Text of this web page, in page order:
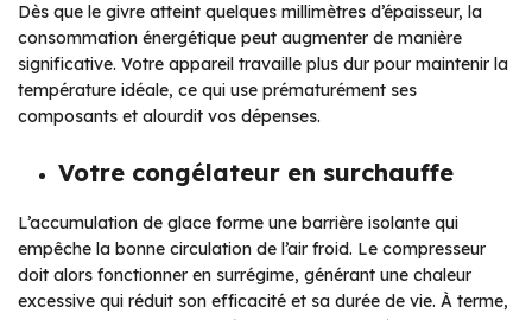
Dès que le givre atteint quelques millimètres d’épaisseur, la
consommation énergétique peut augmenter de manière
significative. Votre appareil travaille plus dur pour maintenir la
température idéale, ce qui use prématurément ses
composants et alourdit vos dépenses.
Votre congélateur en surchauffe
L’accumulation de glace forme une barrière isolante qui
empêche la bonne circulation de l’air froid. Le compresseur
doit alors fonctionner en surrégime, générant une chaleur
excessive qui réduit son efficacité et sa durée de vie. À terme,